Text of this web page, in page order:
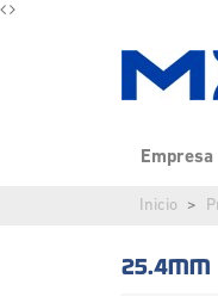
Empresa
Inicio
25.4MM